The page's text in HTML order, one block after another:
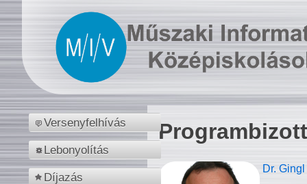
Versenyfelhívás
Lebonyolítás
Díjazás
Dr.